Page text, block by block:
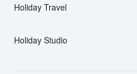
Holiday Travel
Holiday Studio